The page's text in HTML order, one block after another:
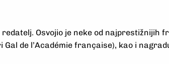
Osvojio je neke od najprestižnijih
de l’Académie française), kao i